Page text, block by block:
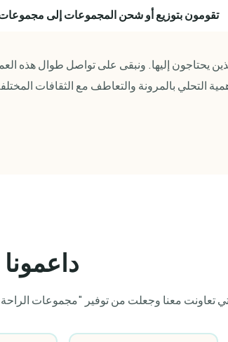
تقومون بتوزيع أو شحن المجموعات إلى
يحتاجون إليها. ونبقى على تواصل طوال هذه